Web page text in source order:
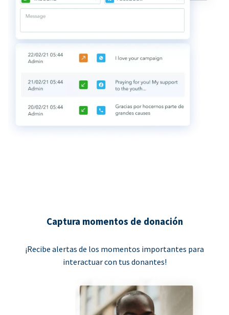
Captura momentos de donación
¡Recibe alertas de los momentos importantes para
interactuar con tus donantes!